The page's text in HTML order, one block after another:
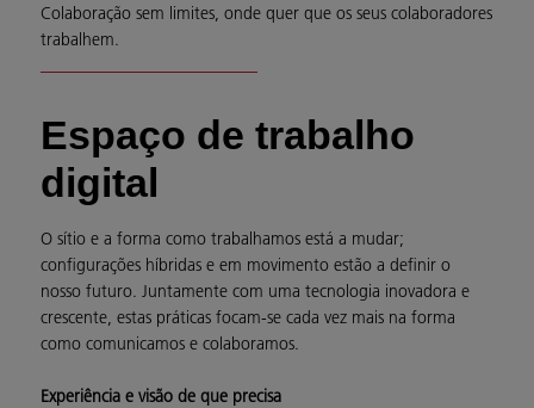
Colaboração sem limites, onde quer que os seus colaboradores
trabalhem.
Espaço de trabalho
digital
O sítio e a forma como trabalhamos está a mudar;
configurações híbridas e em movimento estão a definir o
nosso futuro. Juntamente com uma tecnologia inovadora e
crescente, estas práticas focam-se cada vez mais na forma
como comunicamos e colaboramos.
Experiência e visão de que precisa